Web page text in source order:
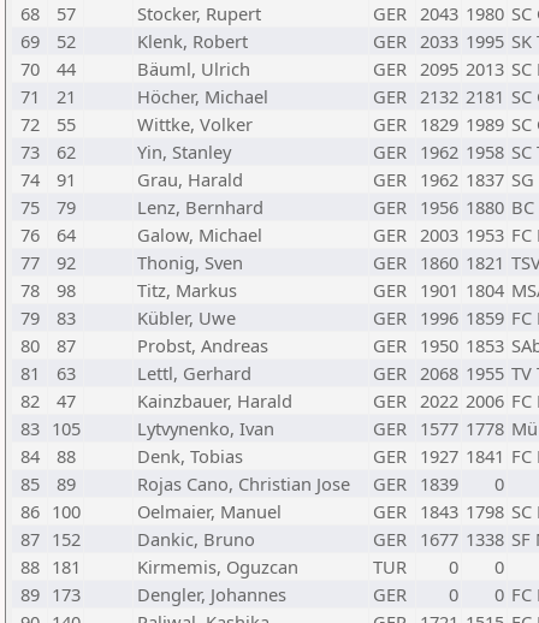
68
57 Stocker, Rupert GER 2043 1980
69
52 Klenk, Robert GER 2033 1995
70
44 Bäuml, Ulrich GER 2095 2013
71
21 Höcher, Michael GER 2132 2181
72
55 Wittke, Volker GER 1829 1989
73
62 Yin, Stanley GER 1962 1958
74
91 Grau, Harald GER 1962 1837
75
79 Lenz, Bernhard GER 1956 1880
76
64 Galow, Michael GER 2003 1953
77
92 Thonig, Sven GER 1860 1821
78
98 Titz, Markus GER 1901 1804
79
83 Kübler, Uwe GER 1996 1859
80
87 Probst, Andreas GER 1950 1853
81
63 Lettl, Gerhard GER 2068 1955 TV
82
47 Kainzbauer, Harald GER 2022 2006
83 105 Lytvynenko, Ivan GER 1577 1778
84
88 Denk, Tobias GER 1927 1841
85
89 Rojas Cano, Christian Jose GER 1839
0
86 100 Oelmaier, Manuel GER 1843 1798
87 152 Dankic, Bruno GER 1677 1338
88 181 Kirmemis, Oguzcan TUR 0
0
89 173 Dengler, Johannes GER 0 0